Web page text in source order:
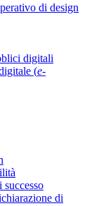
di design
digitali
(e-
di